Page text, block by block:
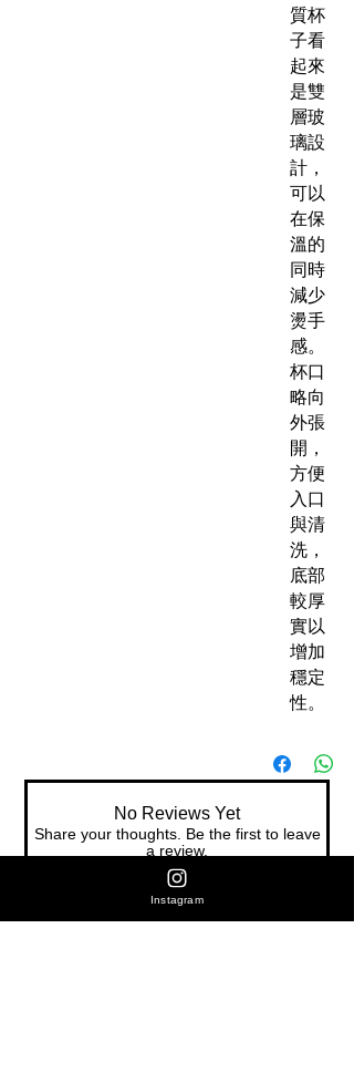
質杯
子看
起來
是雙
層玻
璃設
計，
可以
在保
溫的
同時
減少
燙手
感。​
杯口
略向
外張
開，
方便
入口
與清
洗，
底部
較厚
實以
增加
穩定
性。
No Reviews Yet
Share your thoughts. Be the first to leave
a review.
Leave a Review
Instagram